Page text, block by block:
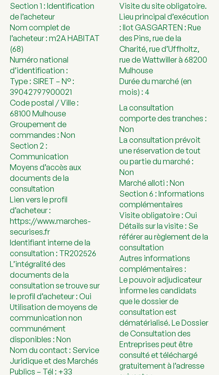
Section 1 : Identification
de l’acheteur
Nom complet de
l’acheteur : m2A HABITAT
(68)
Numéro national
d’identification :
Type : SIRET – N° :
39042797900021
Code postal / Ville :
68100 Mulhouse
Groupement de
commandes : Non
Section 2 :
Communication
Moyens d’accès aux
documents de la
consultation
Lien vers le profil
d’acheteur :
https://www.marches-
securises.fr
Identifiant interne de la
consultation : TR202526
L’intégralité des
documents de la
consultation se trouve sur
le profil d’acheteur : Oui
Utilisation de moyens de
communication non
communément
disponibles : Non
Nom du contact : Service
Juridique et des Marchés
Publics – Tél : +33
Visite du site obligatoire.
Lieu principal d’exécution
: Ilot GASGARTEN : Rue
des Pins, rue de la
Charité, rue d’Uffholtz,
rue de Wattwiller à 68200
Mulhouse
Durée du marché (en
mois) : 4
La consultation
comporte des tranches :
Non
La consultation prévoit
une réservation de tout
ou partie du marché :
Non
Marché alloti : Non
Section 6 : Informations
complémentaires
Visite obligatoire : Oui
Détails sur la visite : Se
référer au règlement de la
consultation
Autres informations
complémentaires :
Le pouvoir adjudicateur
informe les candidats
que le dossier de
consultation est
dématérialisé. Le Dossier
de Consultation des
Entreprises peut être
consulté et téléchargé
gratuitement à l’adresse